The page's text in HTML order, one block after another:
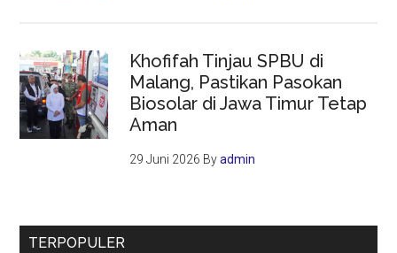
Khofifah Tinjau SPBU di
Malang, Pastikan Pasokan
Biosolar di Jawa Timur Tetap
Aman
29 Juni 2026 Byadmin
TERPOPULER